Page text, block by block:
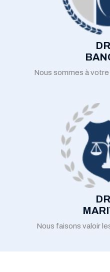
Nous sommes à
Nous faisons valoir